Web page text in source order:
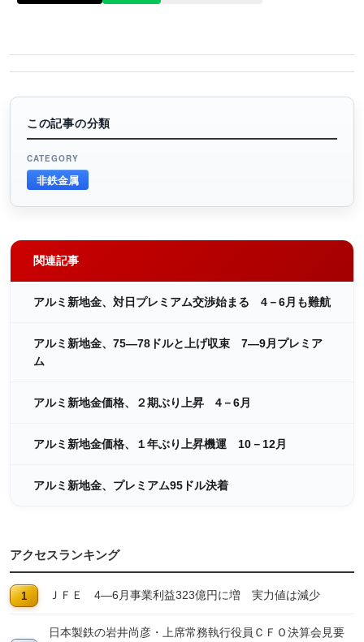
この記事の分類
CATEGORY
非鉄金属
関連記事
アルミ新地金、対日プレミアム交渉始まる 4－6月も難航
アルミ新地金、75―78ドルと上げ収束 7―9月プレミア
ム
アルミ新地金価格、２期ぶり上昇 4－6月
アルミ新地金価格、１年ぶり上昇機運 10－12月
アルミ新地金、プレミアム95ドル決着
アクセスランキング
ＪＦＥ 4―6月事業利益323億円に増 実力値は減少
日本製鉄の岩井尚彦・上席常務執行役員ＣＦＯ決算会見要